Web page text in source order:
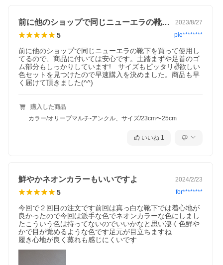
前に他のショップで同じニューエラの靴下… 2023/8/27
5 pie********
前に他のショップで同じニューエラの靴下を買って使用し
てるので、商品に付いては安心です。土踏まずや足首のゴ
ム部分もしっかりしています!　サイズもピッタリ✌️欲しい
色セットを見つけたので早速購入を決めました。商品も早
く届けて頂きました(^^)
購入した商品
カラー/オリーブマルチ-アンクル、サイズ/23cm〜25cm
いいね 1
鮮やかネオンカラーもいいですよ 2024/2/23
5 for********
今回で２回目の注文です前回は真っ白な靴下では着心地が
良かったので今回は派手な色でネオンカラーな色にしまし
たこういう色は持ってないのでいいかなと思い凄く色鮮や
かで目が覚めるような色です足元が目立ちますね
履き心地が良く蒸れも感じにくいです